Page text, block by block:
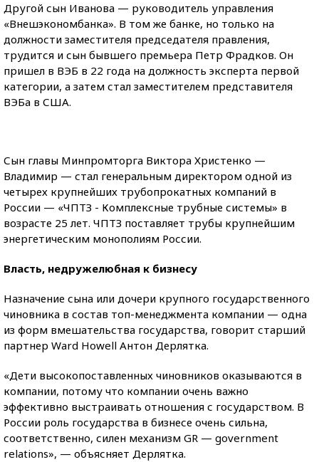
Другой сын Иванова — руководитель управления
«Внешэкономбанка». В том же банке, но только на
должности заместителя председателя правления,
трудится и сын бывшего премьера Петр Фрадков. Он
пришел в ВЭБ в 22 года на должность эксперта первой
категории, а затем стал заместителем представителя
ВЭБа в США.
Сын главы Минпромторга Виктора Христенко —
Владимир — стал генеральным директором одной из
четырех крупнейших трубопрокатных компаний в
России — «ЧПТЗ - Комплексные трубные системы» в
возрасте 25 лет. ЧПТЗ поставляет трубы крупнейшим
энергетическим монополиям России.
Власть, недружелюбная к бизнесу
Назначение сына или дочери крупного государственного
чиновника в состав топ-менеджмента компании — одна
из форм вмешательства государства, говорит старший
партнер Ward Howell Антон Дерлятка.
«Дети высокопоставленных чиновников оказываются в
компании, потому что компании очень важно
эффективно выстраивать отношения с государством. В
России роль государства в бизнесе очень сильна,
соответственно, силен механизм GR — government
relations», — объясняет Дерлятка.